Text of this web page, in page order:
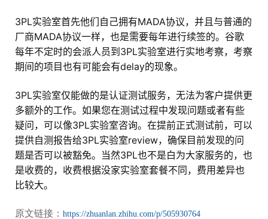
3PL实验室首先他们自己拥有MADA协议，并且与普通的
厂商MADA协议一样，也是需要每年进行续签的。谷歌
每年不定时的会派人员到3PL实验室进行实地考察，考察
期间的项目也有可能会有delay的现象。
3PL实验室仅能做的是认证测试服务，无法为客户提供更
多额外的工作。如果您在测试过程中发现问题或者有些
疑问，可以像3PL实验室咨询。在提前正式测试前，可以
提供自测报告给3PL实验室review，确保目前发现的问
题是否可以被豁免。当然3PL也不是白为大家服务的，也
是收费的，收费根据没家实验室套餐不同，费用差异也
比较大。
原文链接： https://zhuanlan.zhihu.com/p/505930764